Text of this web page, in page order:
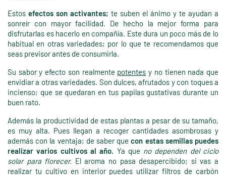
Estos efectos son activantes; te suben el ánimo y te ayudan a
sonreír con mayor facilidad. De hecho la mejor forma para
disfrutarlas es hacerlo en compañía. Este dura un poco más de lo
habitual en otras variedades; por lo que te recomendamos que
seas previsor antes de consumirla.
Su sabor y efecto son realmente potentes y no tienen nada que
envidiar a otras variedades. Son dulces, afrutados y con toques a
incienso; que se quedaran en tus papilas gustativas durante un
buen rato.
Además la productividad de estas plantas a pesar de su tamaño,
es muy alta. Pues llegan a recoger cantidades asombrosas y
además con la ventaja; de saber que con estas semillas puedes
realizar varios cultivos al año. Ya que no dependen del ciclo
solar para florecer. El aroma no pasa desapercibido; si vas a
realizar tu cultivo en interior puedes utilizar filtros de carbón